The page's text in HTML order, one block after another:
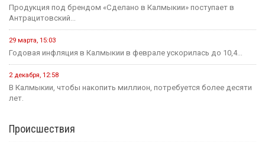
Продукция под брендом «Сделано в Калмыкии» поступает в
Антрацитовский...
29 марта, 15:03
Годовая инфляция в Калмыкии в феврале ускорилась до 10,4...
2 декабря, 12:58
В Калмыкии, чтобы накопить миллион, потребуется более десяти
лет.
Происшествия